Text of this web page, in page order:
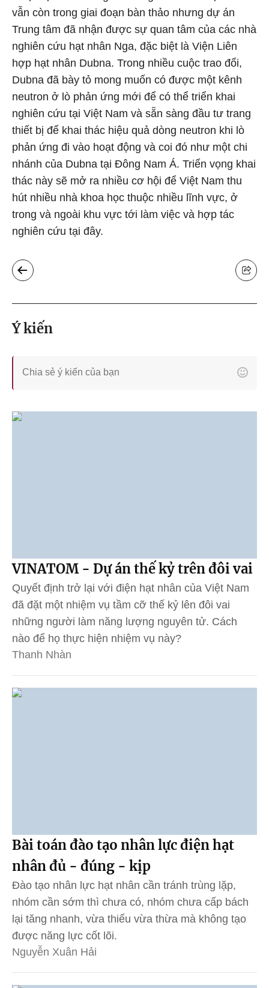
vẫn còn trong giai đoạn bàn thảo nhưng dự án
Trung tâm đã nhận được sự quan tâm của các nhà
nghiên cứu hạt nhân Nga, đặc biệt là Viện Liên
hợp hạt nhân Dubna. Trong nhiều cuộc trao đổi,
Dubna đã bày tỏ mong muốn có được một kênh
neutron ở lò phản ứng mới để có thể triển khai
nghiên cứu tại Việt Nam và sẵn sàng đầu tư trang
thiết bị để khai thác hiệu quả dòng neutron khi lò
phản ứng đi vào hoạt động và coi đó như một chi
nhánh của Dubna tại Đông Nam Á. Triển vọng khai
thác này sẽ mở ra nhiều cơ hội để Việt Nam thu
hút nhiều nhà khoa học thuộc nhiều lĩnh vực, ở
trong và ngoài khu vực tới làm việc và hợp tác
nghiên cứu tại đây.
Ý kiến
VINATOM - Dự án thế kỷ trên đôi vai
Quyết định trở lại với điện hạt nhân của Việt Nam
đã đặt một nhiệm vụ tầm cỡ thế kỷ lên đôi vai
những người làm năng lượng nguyên tử. Cách
nào để họ thực hiện nhiệm vụ này?
Thanh Nhàn
Bài toán đào tạo nhân lực điện hạt
nhân đủ - đúng - kịp
Đào tạo nhân lực hạt nhân cần tránh trùng lặp,
nhóm cần sớm thì chưa có, nhóm chưa cấp bách
lại tăng nhanh, vừa thiếu vừa thừa mà không tạo
được năng lực cốt lõi.
Nguyễn Xuân Hải